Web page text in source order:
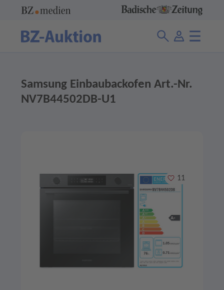
Samsung Einbaubackofen Art.-Nr.
NV7B44502DB-U1
Merken
11